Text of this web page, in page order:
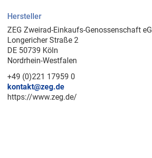
Hersteller
ZEG Zweirad-Einkaufs-Genossenschaft eG
Longericher Straße 2
DE 50739 Köln
Nordrhein-Westfalen
+49 (0)221 17959 0
kontakt@zeg.de
https://www.zeg.de/